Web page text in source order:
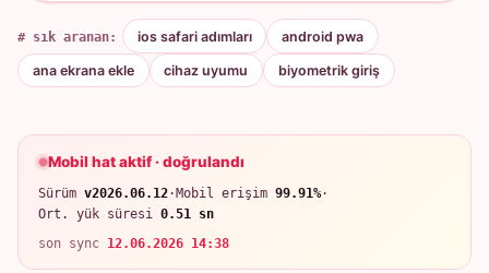
# sık aranan: ios safari adımları android pwa
ana ekrana ekle cihaz uyumu biyometrik giriş
Mobil hat aktif · doğrulandı
Sürüm v2026.06.12·Mobil erişim 99.91%·
Ort. yük süresi 0.51 sn
son sync 12.06.2026 14:38